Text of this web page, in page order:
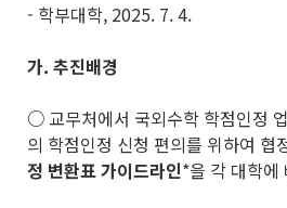
- 학부대학, 2025. 7. 4.
가. 추진배경
○교무처에서 국외수학 학점인정
의 학점인정 신청 편의를 위하여 협
정 변환표 가이드라인*을 각 대학